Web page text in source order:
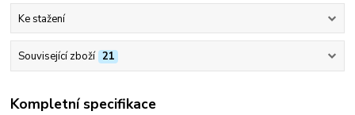
Ke stažení
Související zboží 21
Kompletní specifikace